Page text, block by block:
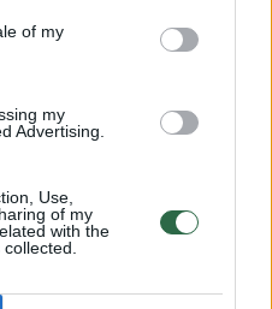
of my
my
Advertising.
Use,
of my
with the
dėmesį į tai, ar
su
ir ar žmogų
takų infekcijos,
padidina ir
namų teršalai.